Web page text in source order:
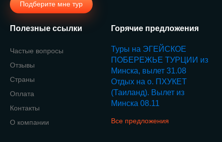
Подберите мне тур
Частые вопросы
Отзывы
Страны
Оплата
Контакты
Туры на ЭГЕЙСКОЕ
ПОБЕРЕЖЬЕ ТУРЦИИ из
Минска, вылет 31.08
Отдых на о. ПХУКЕТ
(Таиланд). Вылет из